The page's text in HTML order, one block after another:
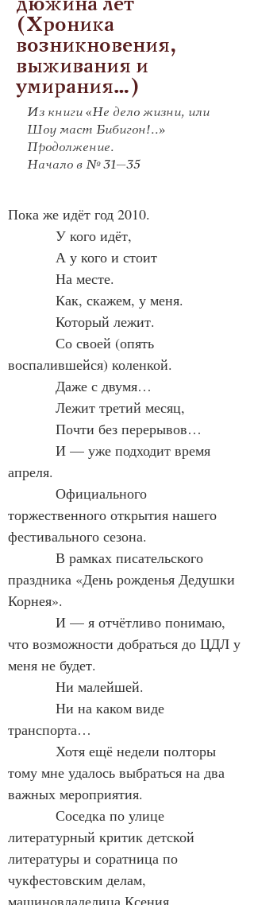
дюжина лет
(Хроника
возникновения,
выживания и
умирания…)
Из книги «Не дело жизни, или
Шоу маст Бибигон!..»
Продолжение.
Начало в № 31–35
Пока же идёт год 2010.
            У кого идёт,
            А у кого и стоит
            На месте.
            Как, скажем, у меня.
            Который лежит.
воспалившейся) коленкой.
            Даже с двумя…
            Лежит третий месяц,
            Почти без перерывов…
апреля.
торжественного открытия нашего
фестивального сезона.
праздника «День рожденья Дедушки
Корнея».
что возможности добраться до ЦДЛ у
меня не будет.
            Ни малейшей.
транспорта…
тому мне удалось выбраться на два
важных мероприятия.
литературный критик детской
литературы и соратница по
чукфестовским делам,
машиновладелица Ксения